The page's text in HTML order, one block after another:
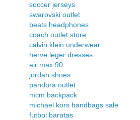
soccer jerseys
swarovski outlet
beats headphones
coach outlet store
calvin klein underwear
herve leger dresses
air max 90
jordan shoes
pandora outlet
mcm backpack
michael kors handbags sale
futbol baratas